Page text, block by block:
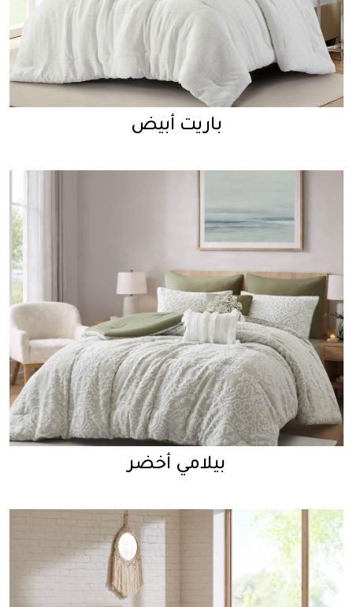
باريت أبيض
بيلامي أخضر